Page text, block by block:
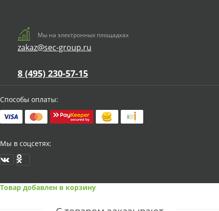
Мы на электронных площадках
zakaz@sec-group.ru
8 (495) 230-57-15
Способы оплаты:
Мы в соцсетях:
Товар добавлен в корзину